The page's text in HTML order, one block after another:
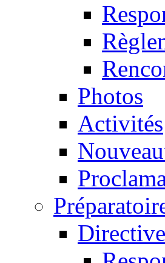
Photos
Activités